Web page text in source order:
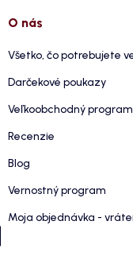
O nás
Všetko, čo potrebujete
Darčekové poukazy
Veľkoobchodný program
Recenzie
Blog
Vernostný program
Moja objednávka -